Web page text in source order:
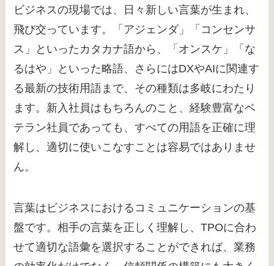
ビジネスの現場では、日々新しい言葉が生まれ、
飛び交っています。「アジェンダ」「コンセンサ
ス」といったカタカナ語から、「オンスケ」「な
るはや」といった略語、さらにはDXやAIに関連す
る最新の技術用語まで、その種類は多岐にわたり
ます。新入社員はもちろんのこと、経験豊富なベ
テラン社員であっても、すべての用語を正確に理
解し、適切に使いこなすことは容易ではありませ
ん。
言葉はビジネスにおけるコミュニケーションの基
盤です。相手の言葉を正しく理解し、TPOに合わ
せて適切な語彙を選択することができれば、業務